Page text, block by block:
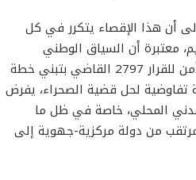
أن هذا الإقصاء يتكرر في كل
معتبرة أن السياق الوطني
الحالي، بعد اعتماد مجلس الأمن للقرار 2797 القاضي بتبني خطة
تفاوضية لحل قضية الصحراء، يفرض
المحلي، خاصة في ظل ما
من دولة مركزية-جهوية إلى